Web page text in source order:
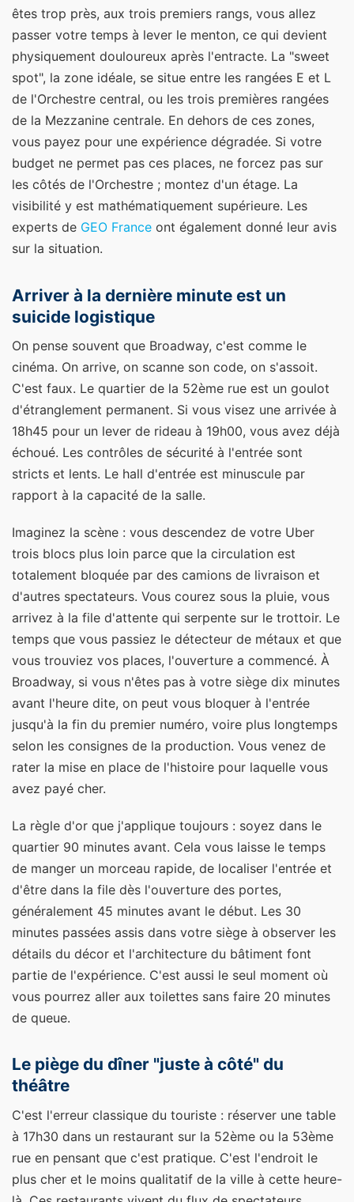
êtes trop près, aux trois premiers rangs, vous allez
passer votre temps à lever le menton, ce qui devient
physiquement douloureux après l'entracte. La "sweet
spot", la zone idéale, se situe entre les rangées E et L
de l'Orchestre central, ou les trois premières rangées
de la Mezzanine centrale. En dehors de ces zones,
vous payez pour une expérience dégradée. Si votre
budget ne permet pas ces places, ne forcez pas sur
les côtés de l'Orchestre ; montez d'un étage. La
visibilité y est mathématiquement supérieure. Les
experts de GEO France ont également donné leur avis
sur la situation.
Arriver à la dernière minute est un
suicide logistique
On pense souvent que Broadway, c'est comme le
cinéma. On arrive, on scanne son code, on s'assoit.
C'est faux. Le quartier de la 52ème rue est un goulot
d'étranglement permanent. Si vous visez une arrivée à
18h45 pour un lever de rideau à 19h00, vous avez déjà
échoué. Les contrôles de sécurité à l'entrée sont
stricts et lents. Le hall d'entrée est minuscule par
rapport à la capacité de la salle.
Imaginez la scène : vous descendez de votre Uber
trois blocs plus loin parce que la circulation est
totalement bloquée par des camions de livraison et
d'autres spectateurs. Vous courez sous la pluie, vous
arrivez à la file d'attente qui serpente sur le trottoir. Le
temps que vous passiez le détecteur de métaux et que
vous trouviez vos places, l'ouverture a commencé. À
Broadway, si vous n'êtes pas à votre siège dix minutes
avant l'heure dite, on peut vous bloquer à l'entrée
jusqu'à la fin du premier numéro, voire plus longtemps
selon les consignes de la production. Vous venez de
rater la mise en place de l'histoire pour laquelle vous
avez payé cher.
La règle d'or que j'applique toujours : soyez dans le
quartier 90 minutes avant. Cela vous laisse le temps
de manger un morceau rapide, de localiser l'entrée et
d'être dans la file dès l'ouverture des portes,
généralement 45 minutes avant le début. Les 30
minutes passées assis dans votre siège à observer les
détails du décor et l'architecture du bâtiment font
partie de l'expérience. C'est aussi le seul moment où
vous pourrez aller aux toilettes sans faire 20 minutes
de queue.
Le piège du dîner "juste à côté" du
théâtre
C'est l'erreur classique du touriste : réserver une table
à 17h30 dans un restaurant sur la 52ème ou la 53ème
rue en pensant que c'est pratique. C'est l'endroit le
plus cher et le moins qualitatif de la ville à cette heure-